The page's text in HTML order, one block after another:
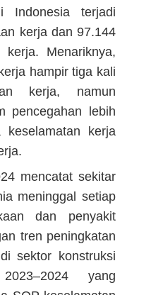
Indonesia terjadi
kerja dan 97.144
Menariknya,
hampir tiga kali
kerja, namun
pencegahan lebih
keselamatan kerja
mencatat sekitar
meninggal setiap
dan penyakit
tren peningkatan
sektor konstruksi
yang